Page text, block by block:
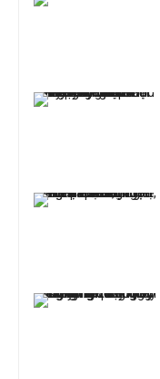
Kỷ nguyên tìm kiếm AI "Luật chơi" mới cho chiến lược Marketing của doanh nghiệp Việt
Khám phá công nghệ hiển thị vượt trội trên màn hình LG: Sắc nét, mượt mà và bền bỉ
Bùng nổ xu hướng sử dụng vòng quay may mắn trong đời sống hiện đại